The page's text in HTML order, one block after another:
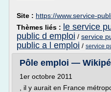
Site : https://www.service-
Thèmes liés : le service
public d emploi / service
public a l emploi / service
Pôle emploi —
1er octobre 2011
, il y aurait en France